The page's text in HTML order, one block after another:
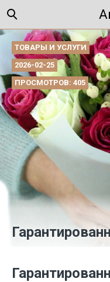
ТОВАРЫ И УСЛУГИ
2026-02-25
ПРОСМОТРОВ: 405